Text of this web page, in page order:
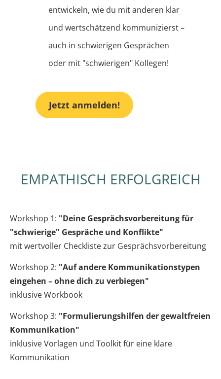
entwickeln, wie du mit anderen klar
und wertschätzend kommunizierst –
auch in schwierigen Gesprächen
oder mit "schwierigen" Kollegen!
Jetzt anmelden!
EMPATHISCH ERFOLGREICH
Workshop 1: "Deine Gesprächsvorbereitung für
"schwierige" Gespräche und Konflikte"
mit wertvoller Checkliste zur Gesprächsvorbereitung
Workshop 2: "Auf andere Kommunikationstypen
eingehen – ohne dich zu verbiegen"
inklusive Workbook
Workshop 3: "Formulierungshilfen der gewaltfreien
Kommunikation"
inklusive Vorlagen und Toolkit für eine klare
Kommunikation